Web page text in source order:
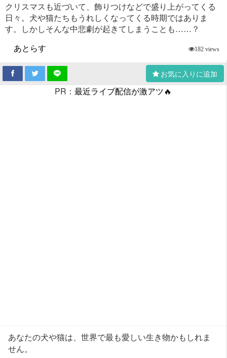
クリスマスも近づいて、飾りつけなどで盛り上がってくる
日々。犬や猫たちもうれしくなってくる時期ではありま
す。しかしそんな中悲劇が起きてしまうことも……？
あとらす
182 views
お気に入りに追加
PR： 最近ライブ配信が激アツ🔥
あなたの犬や猫は、世界で最も愛しい生き物かもしれま
せん。